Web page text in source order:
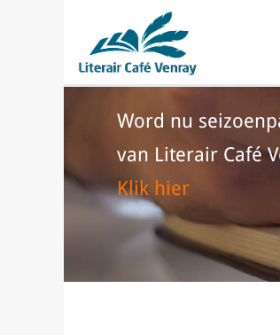
Word nu
van Literair Café
Klik hier